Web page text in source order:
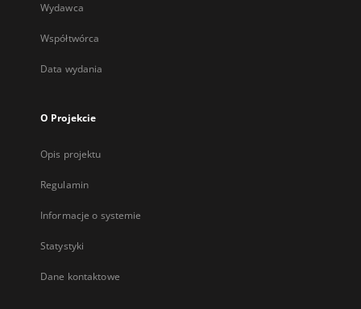
Wydawca
Współtwórca
Data wydania
O Projekcie
Opis projektu
Regulamin
Informacje o systemie
Statystyki
Dane kontaktowe